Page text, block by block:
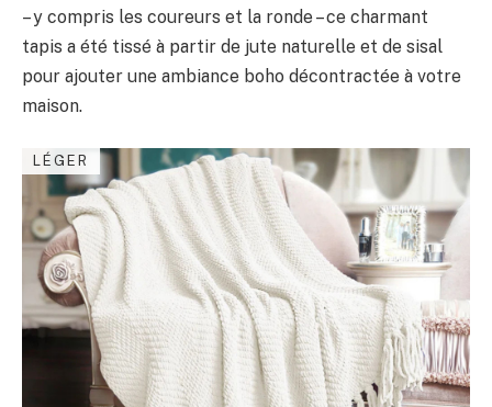
– y compris les coureurs et la ronde – ce charmant
tapis a été tissé à partir de jute naturelle et de sisal
pour ajouter une ambiance boho décontractée à votre
maison.
LÉGER